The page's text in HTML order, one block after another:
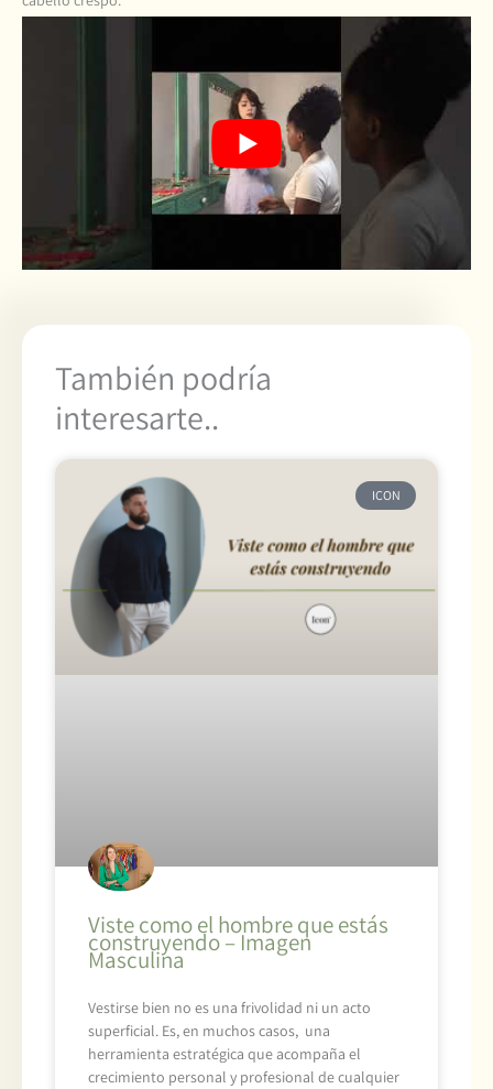
También podría
interesarte..
ICON
Viste como el hombre que estás
construyendo – Imagen
Masculina
Vestirse bien no es una frivolidad ni un acto
superficial. Es, en muchos casos, una
herramienta estratégica que acompaña el
crecimiento personal y profesional de cualquier